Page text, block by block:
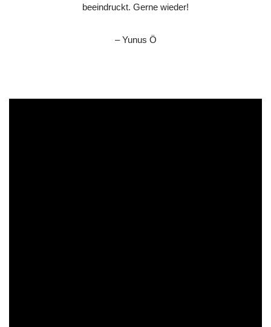
beeindruckt. Gerne wieder!
– Yunus Ö